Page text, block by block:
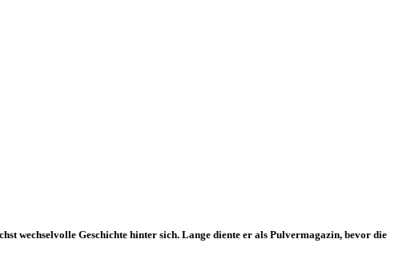
wechselvolle Geschichte hinter sich. Lange diente er als Pulvermagazin, bevor die